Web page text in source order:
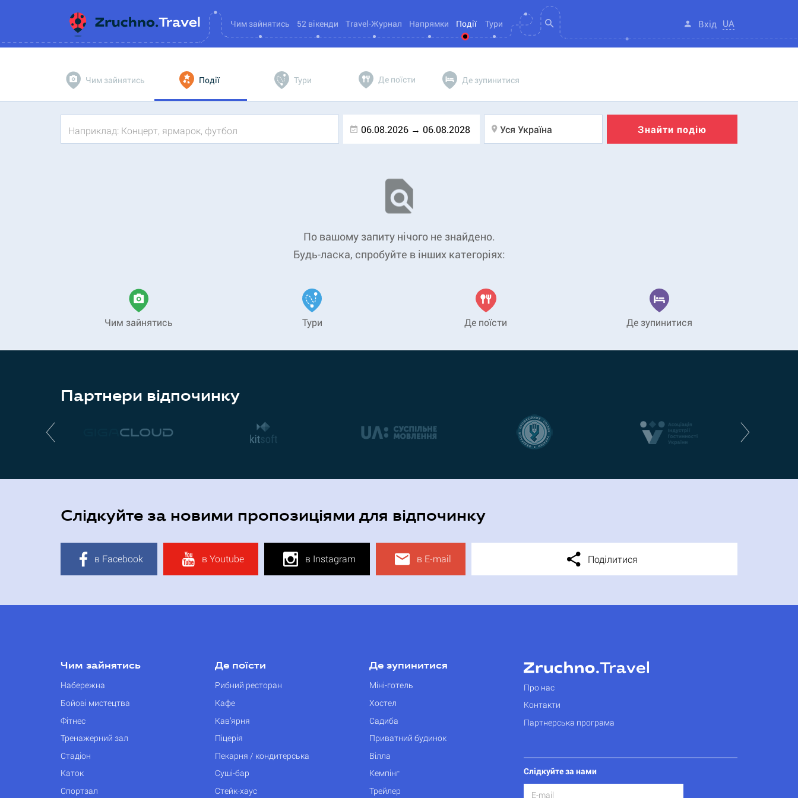
Чим зайнятись 52 вікенди Travel-Журнал Напрямки Події Тури Вхід UA
Чим зайнятись Події Тури Де поїсти Де зупинитися
Знайти подію
Уся Україна
По вашому запиту нічого не знайдено.
Будь-ласка, спробуйте в інших категоріях:
Чим зайнятись Тури Де поїсти Де зупинитися
Партнери відпочинку
Слідкуйте за новими пропозиціями для відпочинку
в Facebook в Youtube в Instagram в E-mail Поділитися
Чим зайнятись
Набережна
Бойові мистецтва
Фітнес
Тренажерний зал
Стадіон
Каток
Спортзал
Де поїсти
Рибний ресторан
Кафе
Кав’ярня
Піцерія
Пекарня / кондитерська
Суші-бар
Стейк-хаус
Де зупинитися
Міні-готель
Хостел
Садиба
Приватний будинок
Вілла
Кемпінг
Трейлер
Про нас
Контакти
Партнерська програма
Слідкуйте за нами